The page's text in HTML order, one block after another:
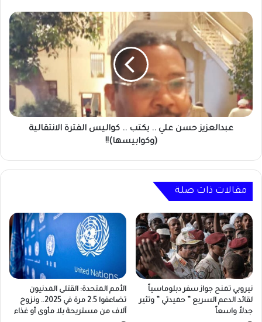
عبدالعزيز
حسن
علي
..
يكتب
..
كواليس
الفترة
الانتقالية
(وكوابيسها)!!
عبدالعزيز حسن علي .. يكتب .. كواليس الفترة الانتقالية
(وكوابيسها)!!
مقالات ذات صلة
نيروبي تمنح جواز سفر دبلوماسياً
لقائد الدعم السريع ” حميدتي ” وتثير
جدلاً واسعاً
الأمم المتحدة: القتلى المدنيون
تضاعفوا 2.5 مرة في 2025.. ونزوح
آلاف من مستريحة بلا مأوى أو غذاء